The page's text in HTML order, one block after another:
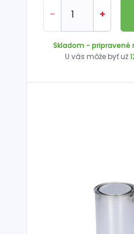
- +
Skladom - pripravené
U vás môže byť už